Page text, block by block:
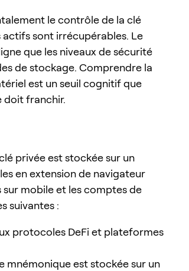
le contrôle de la clé
actifs sont irrécupérables. Le
que les niveaux de sécurité
de stockage. Comprendre la
est un seuil cognitif que
franchir.
privée est stockée sur un
en extension de navigateur
mobile et les comptes de
suivantes :
protocoles DeFi et plateformes
mnémonique est stockée sur un